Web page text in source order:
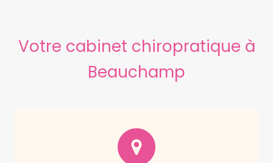
Votre cabinet chiropratique à
Beauchamp